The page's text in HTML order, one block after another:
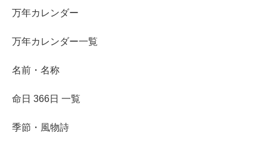
万年カレンダー
万年カレンダー一覧
名前・名称
命日 366日 一覧
季節・風物詩